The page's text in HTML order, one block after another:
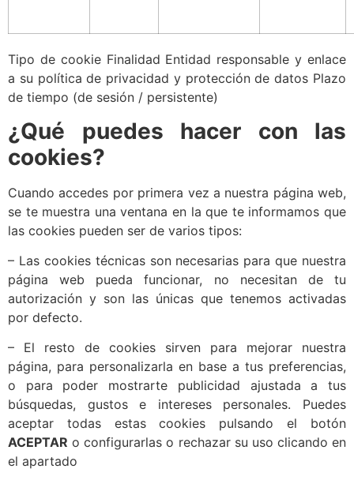
Tipo de cookie Finalidad Entidad responsable y enlace
a su política de privacidad y protección de datos Plazo
de tiempo (de sesión / persistente)
¿Qué puedes hacer con las
cookies?
Cuando accedes por primera vez a nuestra página web,
se te muestra una ventana en la que te informamos que
las cookies pueden ser de varios tipos:
– Las cookies técnicas son necesarias para que nuestra
página web pueda funcionar, no necesitan de tu
autorización y son las únicas que tenemos activadas
por defecto.
– El resto de cookies sirven para mejorar nuestra
página, para personalizarla en base a tus preferencias,
o para poder mostrarte publicidad ajustada a tus
búsquedas, gustos e intereses personales. Puedes
aceptar todas estas cookies pulsando el botón
ACEPTAR o configurarlas o rechazar su uso clicando en
el apartado